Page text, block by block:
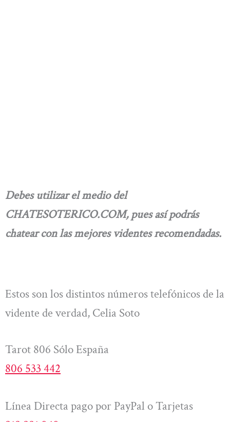
Debes utilizar el medio del
CHATESOTERICO.COM, pues así podrás
chatear con las mejores videntes recomendadas.
Estos son los distintos números telefónicos de la
vidente de verdad, Celia Soto
Tarot 806 Sólo España
806 533 442
Línea Directa pago por PayPal o Tarjetas